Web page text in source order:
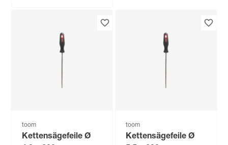
toom
Kettensägefeile Ø
toom
Kettensägefeile Ø